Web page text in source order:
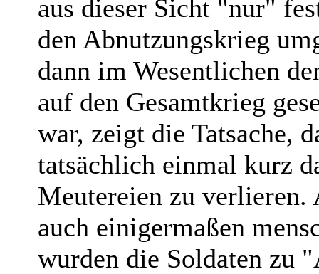
aus dieser Sicht "nur"
den Abnutzungskrieg
dann im Wesentlichen
auf den Gesamtkrieg
war, zeigt die Tatsache,
tatsächlich einmal kurz
Meutereien zu
auch einigermaßen
wurden die Soldaten zu